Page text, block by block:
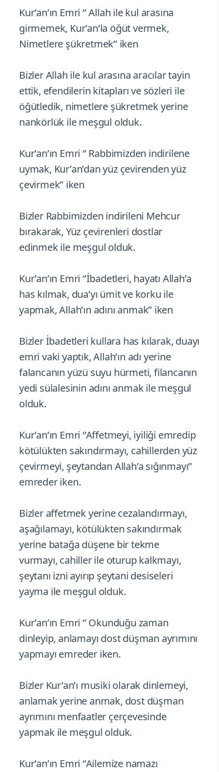
Kur’an’ın Emri ‘’ Allah ile kul arasına
girmemek, Kur’an’la öğüt vermek,
Nimetlere şükretmek’’ iken
Bizler Allah ile kul arasına aracılar tayin
ettik, efendilerin kitapları ve sözleri ile
öğütledik, nimetlere şükretmek yerine
nankörlük ile meşgul olduk.
Kur’an’ın Emri ‘’ Rabbimizden indirilene
uymak, Kur’an’dan yüz çevirenden yüz
çevirmek’’ iken
Bizler Rabbimizden indirileni Mehcur
bırakarak, Yüz çevirenleri dostlar
edinmek ile meşgul olduk.
Kur’an’ın Emri ‘’İbadetleri, hayatı Allah’a
has kılmak, dua’yı ümit ve korku ile
yapmak, Allah’ın adını anmak’’ iken
Bizler İbadetleri kullara has kılarak, duayı
emri vaki yaptık, Allah’ın adı yerine
falancanın yüzü suyu hürmeti, filancanın
yedi sülalesinin adını anmak ile meşgul
olduk.
Kur’an’ın Emri ‘’Affetmeyi, iyiliği emredip
kötülükten sakındırmayı, cahillerden yüz
çevirmeyi, şeytandan Allah’a sığınmayı’’
emreder iken.
Bizler affetmek yerine cezalandırmayı,
aşağılamayı, kötülükten sakındırmak
yerine batağa düşene bir tekme
vurmayı, cahiller ile oturup kalkmayı,
şeytanı izni ayırıp şeytani desiseleri
yayma ile meşgul olduk.
Kur’an’ın Emri ‘’ Okunduğu zaman
dinleyip, anlamayı dost düşman ayrımını
yapmayı emreder iken.
Bizler Kur’an’ı musiki olarak dinlemeyi,
anlamak yerine anmak, dost düşman
ayrımını menfaatler çerçevesinde
yapmak ile meşgul olduk.
Kur’an’ın Emri ‘’Ailemize namazı